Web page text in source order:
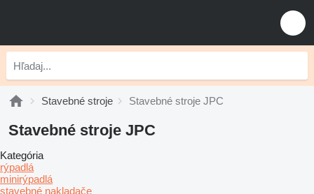
Stavebné stroje Stavebné stroje JPC
Stavebné stroje JPC
Kategória
rýpadlá
minirýpadlá
stavebné nakladače